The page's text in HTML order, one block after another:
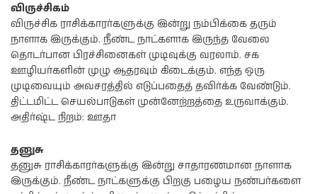
விருச்சிகம்
விருச்சிக ராசிக்காரர்களுக்கு இன்று நம்பிக்கை தரும்
நாளாக இருக்கும். நீண்ட நாட்களாக இருந்த வேலை
தொடர்பான பிரச்சினைகள் முடிவுக்கு வரலாம். சக
ஊழியர்களின் முழு ஆதரவும் கிடைக்கும். எந்த ஒரு
முடிவையும் அவசரத்தில் எடுப்பதைத் தவிர்க்க வேண்டும்.
திட்டமிட்ட செயல்பாடுகள் முன்னேற்றத்தை உருவாக்கும்.
அதிர்ஷ்ட நிறம்: ஊதா
தனுசு
தனுசு ராசிக்காரர்களுக்கு இன்று சாதாரணமான நாளாக
இருக்கும். நீண்ட நாட்களுக்கு பிறகு பழைய நண்பர்களை